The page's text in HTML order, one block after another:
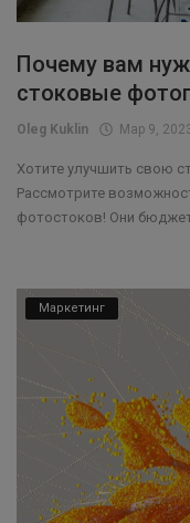
Почему вам
стоковые
Oleg Kuklin Мар 9,
Хотите улучшить свою
Рассмотрите
фотостоков! Они
Маркетинг